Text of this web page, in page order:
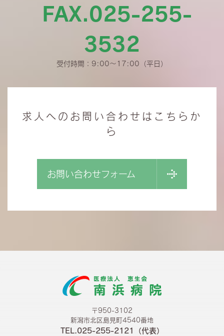
FAX.025-255-
3532
受付時間：9:00〜17:00（平日）
求人へのお問い合わせはこちらか
ら
お問い合わせフォーム
〒950-3102
新潟市北区島見町4540番地
TEL.025-255-2121（代表）